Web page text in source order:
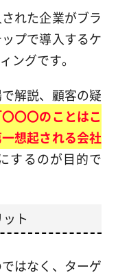
れた企業がブラ
プで導入するケ
ングです。
解説、顧客の疑
〇〇〇のことはこ
想起される会社
するのが目的で
ト
はなく、ターゲ